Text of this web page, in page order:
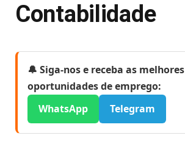
Contabilidade
🔔 Siga-nos e receba as melhores
oportunidades de emprego:
WhatsApp
Telegram